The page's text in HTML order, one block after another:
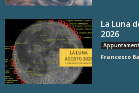
La Luna
2026
Francesco